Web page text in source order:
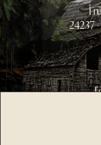
24237